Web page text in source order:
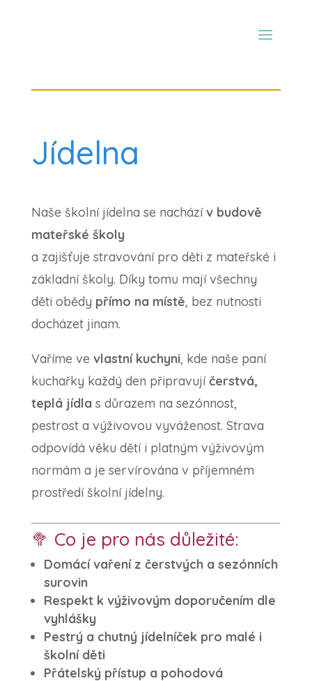
Jídelna
Naše školní jídelna se nacházív budově
mateřské školy
a zajišťuje stravování pro děti z mateřské i
základní školy. Díky tomu mají všechny
děti obědy přímo na místě, bez nutnosti
docházet jinam.
Vaříme ve vlastní kuchyni, kde naše paní
kuchařky každý den připravujíčerstvá,
teplá jídlas důrazem na sezónnost,
pestrost a výživovou vyváženost. Strava
odpovídá věku dětí i platným výživovým
normám a je servírována v příjemném
prostředí školní jídelny.
🥦 Co je pro nás důležité:
Domácí vaření z čerstvých a sezónních
surovin
Respekt k výživovým doporučením dle
vyhlášky
Pestrý a chutný jídelníček pro malé i
školní děti
Přátelský přístup a pohodová